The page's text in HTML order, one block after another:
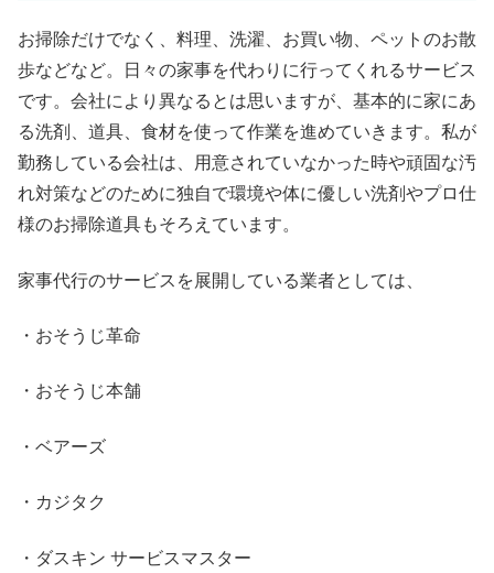
お掃除だけでなく、料理、洗濯、お買い物、ペットのお散
歩などなど。日々の家事を代わりに行ってくれるサービス
です。会社により異なるとは思いますが、基本的に家にあ
る洗剤、道具、食材を使って作業を進めていきます。私が
勤務している会社は、用意されていなかった時や頑固な汚
れ対策などのために独自で環境や体に優しい洗剤やプロ仕
様のお掃除道具もそろえています。
家事代行のサービスを展開している業者としては、
・ おそうじ革命
・ おそうじ本舗
・ ベアーズ
・ カジタク
・ ダスキン サービスマスター